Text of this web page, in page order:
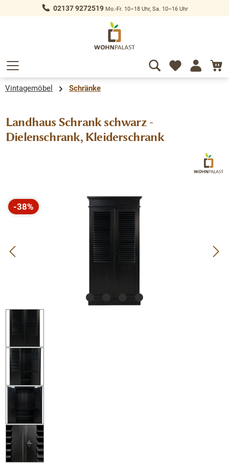
springen 02137 9272519Mo.-Fr. 10–18 Uhr, Sa. 10–16 Uhr
Vintagemöbel Schränke
Landhaus Schrank schwarz -
Dielenschrank, Kleiderschrank
Bildergalerie überspringen
-38%
Rabatt